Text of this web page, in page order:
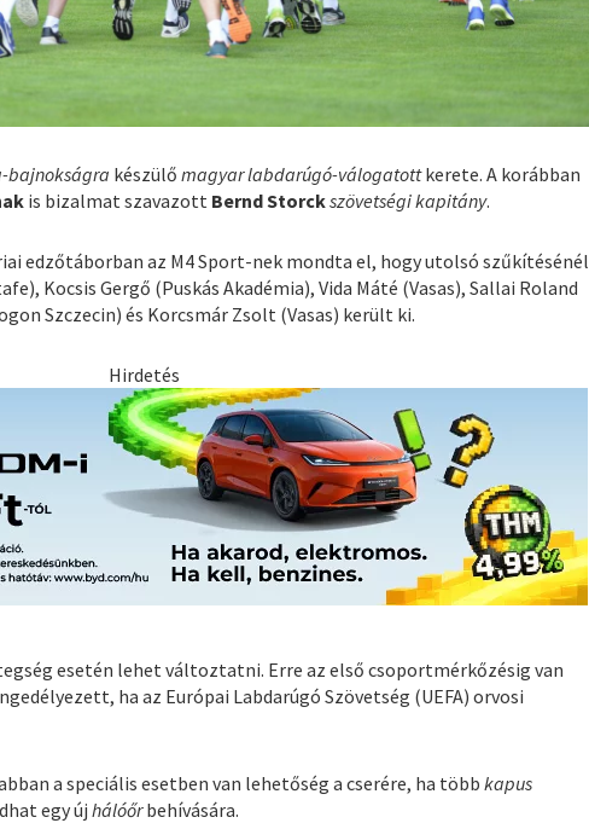
bajnokságra készülőmagyar labdarúgó-válogatottkerete. A korábban
is bizalmat szavazott Bernd Storckszövetségi kapitány.
edzőtáborban az M4 Sport-nek mondta el, hogy utolsó szűkítésénél
Kocsis Gergő (Puskás Akadémia), Vida Máté (Vasas), Sallai Roland
Szczecin) és Korcsmár Zsolt (Vasas) került ki.
Hirdetés
esetén lehet változtatni. Erre az első csoportmérkőzésig van
ha az Európai Labdarúgó Szövetség (UEFA) orvosi
a speciális esetben van lehetőség a cserére, ha többkapus
egy újhálóőrbehívására.